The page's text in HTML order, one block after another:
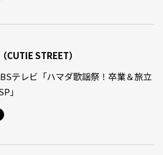
CUTIE STREET）
テレビ「ハマダ歌謡祭！卒業＆旅立
」